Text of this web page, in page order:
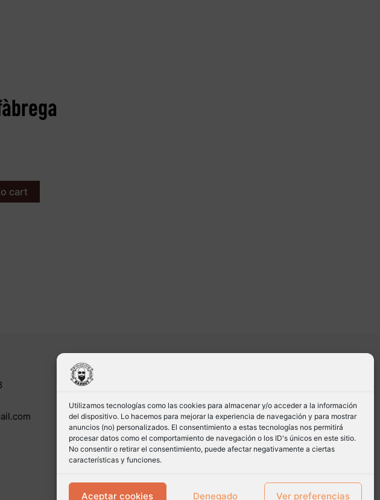
Utilizamos tecnologías como las cookies para almacenar y/o acceder a la información
del dispositivo. Lo hacemos para mejorar la experiencia de navegación y para mostrar
anuncios (no) personalizados. El consentimiento a estas tecnologías nos permitirá
procesar datos como el comportamiento de navegación o los ID's únicos en este sitio.
No consentir o retirar el consentimiento, puede afectar negativamente a ciertas
características y funciones.
Aceptar cookies Denegado Ver preferencias
cart